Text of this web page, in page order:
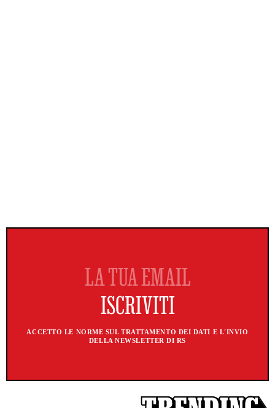
ACCETTO LE NORME SUL TRATTAMENTO DEI DATI E L'INVIO
DELLA NEWSLETTER DI RS